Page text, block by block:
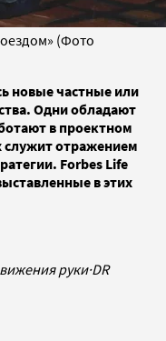
(Фото
новые частные или
Одни обладают
в проектном
отражением
Forbes Life
в этих
руки·DR